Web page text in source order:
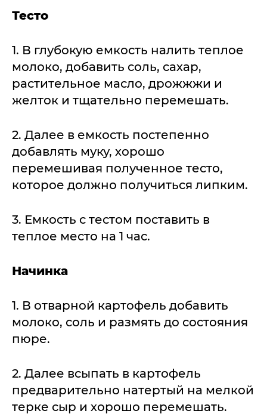
Тесто
1. В глубокую емкость налить теплое
молоко, добавить соль, сахар,
растительное масло, дрожжжи и
желток и тщательно перемешать.
2. Далее в емкость постепенно
добавлять муку, хорошо
перемешивая полученное тесто,
которое должно получиться липким.
3. Емкость с тестом поставить в
теплое место на 1 час.
Начинка
1. В отварной картофель добавить
молоко, соль и размять до состояния
пюре.
2. Далее всыпать в картофель
предварительно натертый на мелкой
терке сыр и хорошо перемешать.